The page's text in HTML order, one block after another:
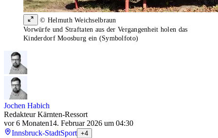
© Helmuth Weichselbraun
Vorwürfe und Straftaten aus der Vergangenheit holen das
Kinderdorf Moosburg ein (Symbolfoto)
Jochen Habich
Redakteur Kärnten-Ressort
vor 6 Monaten14. Februar 2026 um 04:30
Innsbruck-StadtSport +4